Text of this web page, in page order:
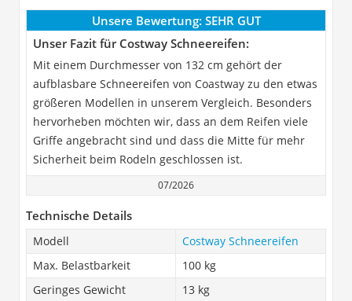
Unsere Bewertung: SEHR GUT
Unser Fazit für Costway Schneereifen:
Mit einem Durchmesser von 132 cm gehört der
aufblasbare Schneereifen von Coastway zu den etwas
größeren Modellen in unserem Vergleich. Besonders
hervorheben möchten wir, dass an dem Reifen viele
Griffe angebracht sind und dass die Mitte für mehr
Sicherheit beim Rodeln geschlossen ist.
07/2026
Technische Details
Modell
Costway Schneereifen
Max. Belastbarkeit
100 kg
Geringes Gewicht
13 kg